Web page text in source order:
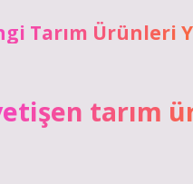
Tarım Ürünleri
tarım